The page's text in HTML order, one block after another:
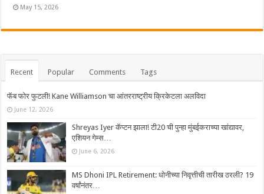
May 15, 2026
Recent Popular Comments Tags
फॅब फोर फुटली! Kane Williamson चा आंतरराष्ट्रीय क्रिकेटला अलविदा
June 12, 2026
Shreyas Iyer कॅप्टन झाला! टी20 ची पुन्हा मुंबईकराच्या खांद्यावर,
एशियन गेम्स…
June 6, 2026
MS Dhoni IPL Retirement: धोनीच्या निवृत्तीची तारीख ठरली? 19
वर्षांनंतर…